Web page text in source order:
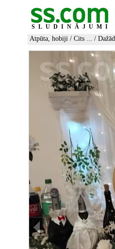
SLUDINĀJUMI
Atpūta, hobiji / Cits ... /